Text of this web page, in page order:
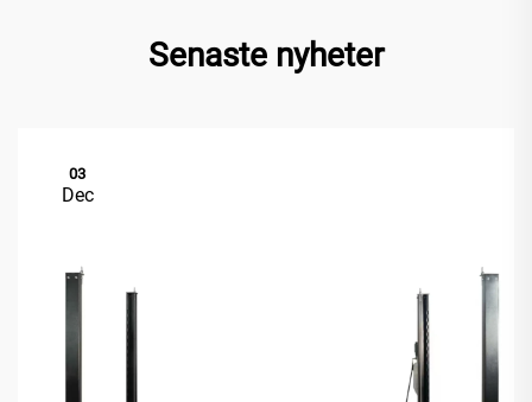
Senaste nyheter
03
Dec